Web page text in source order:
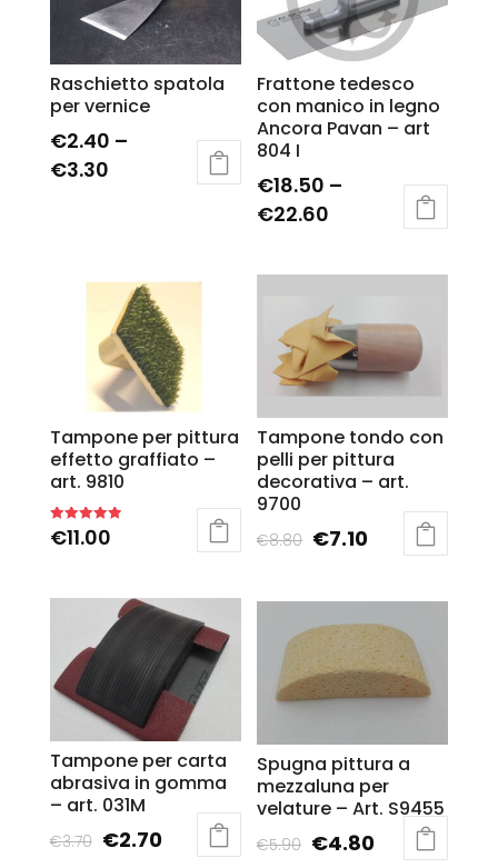
Raschietto spatola
per vernice
€2.40 –
€3.30
Frattone tedesco
con manico in legno
Ancora Pavan – art
804 I
€18.50 –
€22.60
Tampone per pittura
effetto graffiato –
art. 9810
Rated
5.00
€11.00
Tampone tondo con
pelli per pittura
decorativa – art.
9700
€8.80 €7.10
Tampone per carta
abrasiva in gomma
– art. 031M
€3.70 €2.70
Spugna pittura a
mezzaluna per
velature – Art. S9455
€5.90 €4.80